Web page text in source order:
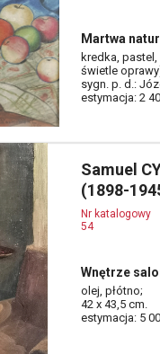
Martwa
kredka,
świetle
sygn. p. d.:
estymacja: 2
Samuel
(1898-
Nr katalogowy
54
Wnętrze
olej, płótno;
42 x 43,5 cm.
estymacja: 5